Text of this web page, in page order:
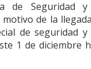
de Seguridad y
de la
de seguridad
1 de diciembre